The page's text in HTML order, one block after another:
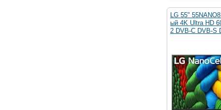
LG 55"
ый 4K Ultra HD
2 DVB-C DVB-S